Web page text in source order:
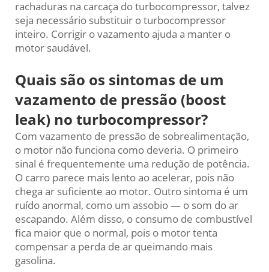
rachaduras na carcaça do turbocompressor, talvez
seja necessário substituir o turbocompressor
inteiro. Corrigir o vazamento ajuda a manter o
motor saudável.
Quais são os sintomas de um
vazamento de pressão (boost
leak) no turbocompressor?
Com vazamento de pressão de sobrealimentação,
o motor não funciona como deveria. O primeiro
sinal é frequentemente uma redução de potência.
O carro parece mais lento ao acelerar, pois não
chega ar suficiente ao motor. Outro sintoma é um
ruído anormal, como um assobio — o som do ar
escapando. Além disso, o consumo de combustível
fica maior que o normal, pois o motor tenta
compensar a perda de ar queimando mais
gasolina.